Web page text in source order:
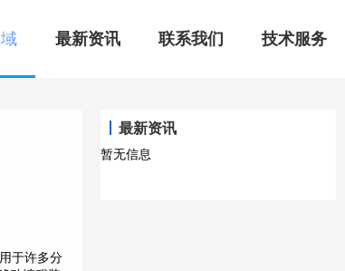
最新资讯 联系我们 技术服务
最新资讯
暂无信息
于许多分